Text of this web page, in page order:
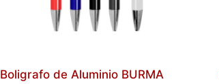
Boligrafo de Aluminio BURMA